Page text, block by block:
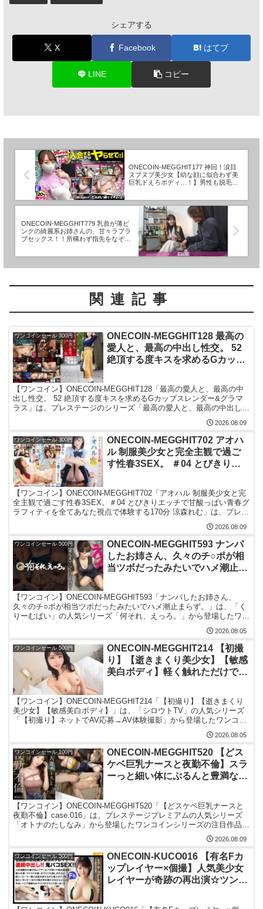
シェアする
X Facebook はてブ
LINE コピー
ONECOIN-MEGGHIT177 神回！涙目
ヌプヌプ美少女【幼な顔に似合わず美
巨乳ドえろボディ…！】男性も脱毛し
ダを押さえつけ喉奥にデカチンをぶち
込む→うるうるのお目目で「もうやめ
てください…」が可愛すぎるッ！脱が
したら超桃色乳首！しかも脱毛マルチ
のクセにマン毛あり！説得力ないけど
エロいww非力なミニマムま●こから溢
れて止まない潮潮潮！！！ハメる度に
顔もま●こもトロトロに…ミニマムえ
ONECOIN-MEGGHIT779 乳首が薄ピ
ンクの綺麗系お姉さんの、甘々ラブラ
ブセックス！！所構わず指先をなぞる
リ部屋で、連れ込みSEX隠し撮り 442
関連記事
ワンコインセール 300円
ONECOIN-MEGGHIT128 最高の
愛人と、最高の中出し性交。 52
絶頂する度キスを求めるGカップ
【ワンコイン】ONECOIN-MEGGHIT128「最高の愛人と、最高の中
出し性交。 52 絶頂する度キスを求めるGカップスレンダー&グラマ
ラス」は、プレステージのシリーズ「最高の愛人と、最高の中出し性
交。」の人気作品です。藤森里穂が出演し、スレンダーでグラマラス
なスタイルと、大人の色気あふれる雰囲気の中で描かれる濃密な恋人
関係が魅力。ショッピングや水族館デートから始まる自然な流れと、
背徳感漂うシチュエーションがリアルな没入感を演出しており、シリ
ーズならではの上質な映像美と長時間収録によって見応え十分な内容
に仕上がっています。ワンコイン価格で気軽に楽しめる満足度の高い
一本です。
2026.08.09
ワンコインセール 300円
ONECOIN-MEGGHIT702 アオハ
ル 制服美少女と完全主観で過ご
す性春3SEX。 ＃04 とびきりエ
ィを全てあなた視点で体験する
170分 涼森れむ 【MGSだけのお
まけ映像付き+20分】
【ワンコイン】ONECOIN-MEGGHIT702「アオハル 制服美少女と完
全主観で過ごす性春3SEX。＃04 とびきりエッチで甘酸っぱい青春グ
ラフィティを全てあなた視点で体験する170分 涼森れむ」は、プレス
テージの「アオハル」シリーズ作品です。涼森れむが出演し、完全主
観の恋愛シチュエーションとして青春の延長線上のような距離感が描
かれています。幼馴染から恋人へと変化していく関係性を軸に、甘酸
っぱい雰囲気の中で展開される構成が特徴です。ワンコイン価格で気
軽に楽しめる満足度の高い一本です。
2026.08.09
ワンコインセール 500円
ONECOIN-MEGGHIT593 ナンパ
したお姉さん、久々のチ○ポが相
当ツボだったみたいでハメ潮止ま
ビショビショにしたあと、いやら
しく喘ぎながら人生初の中出しま
で味わってもらいました、、、
【ワンコイン】ONECOIN-MEGGHIT593「ナンパしたお姉さん、
久々のチ○ポが相当ツボだったみたいでハメ潮止まらず。」は、「く
りーむぱい」の人気シリーズ「何それ、えっろ。」から登場したワン
コインシリーズの注目作品です。雪代一鳳が出演し、上品なお姉さん
らしい雰囲気と感情豊かなリアクションによる臨場感あるシチュエー
ション演出が魅力。リアル感を重視したハメ撮り風のストーリー展開
や、シリーズならではの没入感あるテンポの良い構成が見どころで、
ワンコイン価格で気軽に楽しめる満足度の高い一本です。
2026.08.05
ワンコインセール 500円
ONECOIN-MEGGHIT214 【初撮
り】【逝きまくり美少女】【敏感
美白ボディ】軽く触れただけでカ
ディ少女が登場。瞳を潤ませなが
ら様々な体位で逝きまくる現役
JDの姿は必見。 ネットでAV応募
【ワンコイン】ONECOIN-MEGGHIT214「【初撮り】【逝きまくり
美少女】【敏感美白ボディ】」は、「シロウトTV」の人気シリーズ
「【初撮り】ネットでAV応募→AV体験撮影」から登場したワンコイ
ンシリーズの注目作品です。新井リマが出演し、初々しさを感じさせ
る雰囲気と、感度の高いリアクションとのギャップが魅力。インタビ
ューから自然に展開していく“初撮り”シリーズ特有のリアル感や、緊
張感のある距離感、素朴な表情の変化を楽しめる構成が見どころで
す。透明感あるルックスと美白スレンダーボディが印象的で、ワンコ
イン価格でもしっかり満足感を味わえる一本となっています。
2026.08.05
ワンコインセール 100円
ONECOIN-MEGGHIT520 【どス
ケベ巨乳ナースと夜勤不倫】スラ
ーっと細い体にぷるんと豊満なお
っぽり咥える献身的フェラ、男の
欲望をぜ～んぶ叶えてくれるご奉
仕SEX！もちろん膣奥に生中出
し。 case.016
【ワンコイン】ONECOIN-MEGGHIT520「【どスケベ巨乳ナースと
夜勤不倫】case.016」は、プレステージプレミアムの人気シリーズ
「オトナのたしなみ」から登場したワンコインシリーズの注目作品で
す。あかね麗が出演し、大人の雰囲気漂うシチュエーションと魅力的
なキャラクター性が楽しめます。ストーリー性のある展開で没入感も
あり、ワンコイン価格で気軽に楽しめる満足度の高い一本！
2026.08.09
ワンコインセール 500円
ONECOIN-KUCO016 【有名Fカ
ップレイヤー×個撮】人気美少女
レイヤーが奇跡の再出演☆ツンデ